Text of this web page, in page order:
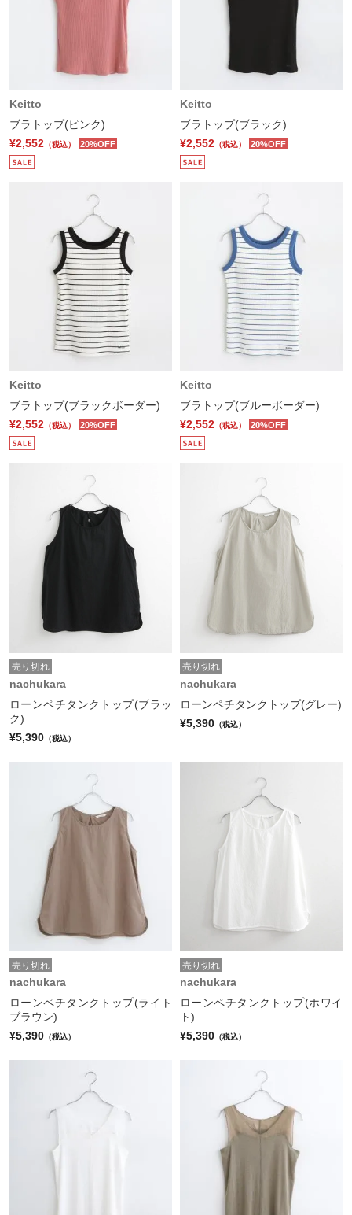
Keitto
ブラトップ(ピンク)
¥2,552 （税込） 20%OFF
Keitto
ブラトップ(ブラック)
¥2,552 （税込） 20%OFF
Keitto
ブラトップ(ブラックボーダー)
¥2,552 （税込） 20%OFF
Keitto
ブラトップ(ブルーボーダー)
¥2,552 （税込） 20%OFF
売り切れ
nachukara
ローンペチタンクトップ(ブラッ
ク)
¥5,390 （税込）
売り切れ
nachukara
ローンペチタンクトップ(グレー)
¥5,390 （税込）
売り切れ
nachukara
ローンペチタンクトップ(ライト
ブラウン)
¥5,390 （税込）
売り切れ
nachukara
ローンペチタンクトップ(ホワイ
ト)
¥5,390 （税込）